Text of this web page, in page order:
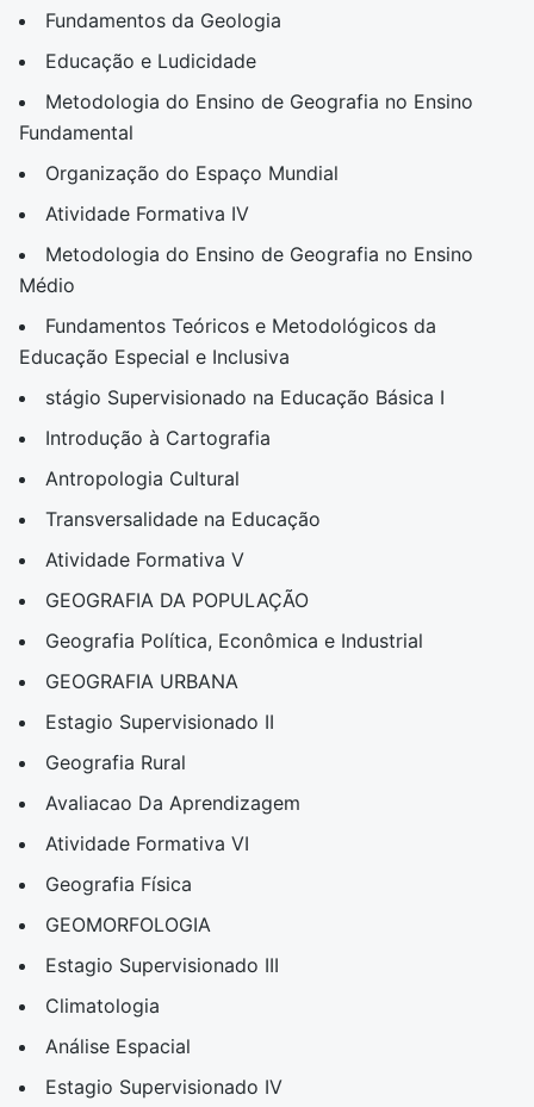
Fundamentos da Geologia
Educação e Ludicidade
Metodologia do Ensino de Geografia no Ensino
Fundamental
Organização do Espaço Mundial
Atividade Formativa IV
Metodologia do Ensino de Geografia no Ensino
Médio
Fundamentos Teóricos e Metodológicos da
Educação Especial e Inclusiva
stágio Supervisionado na Educação Básica I
Introdução à Cartografia
Antropologia Cultural
Transversalidade na Educação
Atividade Formativa V
GEOGRAFIA DA POPULAÇÃO
Geografia Política, Econômica e Industrial
GEOGRAFIA URBANA
Estagio Supervisionado II
Geografia Rural
Avaliacao Da Aprendizagem
Atividade Formativa VI
Geografia Física
GEOMORFOLOGIA
Estagio Supervisionado III
Climatologia
Análise Espacial
Estagio Supervisionado IV